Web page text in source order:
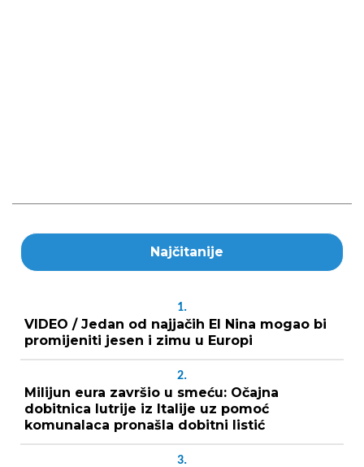
Najčitanije
1.
VIDEO / Jedan od najjačih El Nina mogao bi
promijeniti jesen i zimu u Europi
2.
Milijun eura završio u smeću: Očajna
dobitnica lutrije iz Italije uz pomoć
komunalaca pronašla dobitni listić
3.